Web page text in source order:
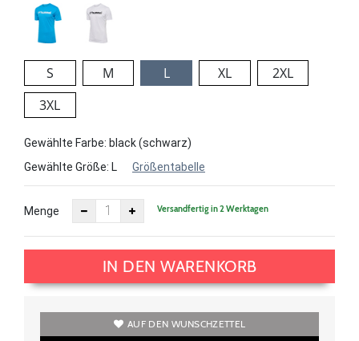
S M L XL
2XL
3XL
Gewählte Farbe: black (schwarz)
Gewählte Größe: L Größentabelle
Menge Versandfertig in 2 Werktagen
IN DEN WARENKORB
AUF DEN WUNSCHZETTEL